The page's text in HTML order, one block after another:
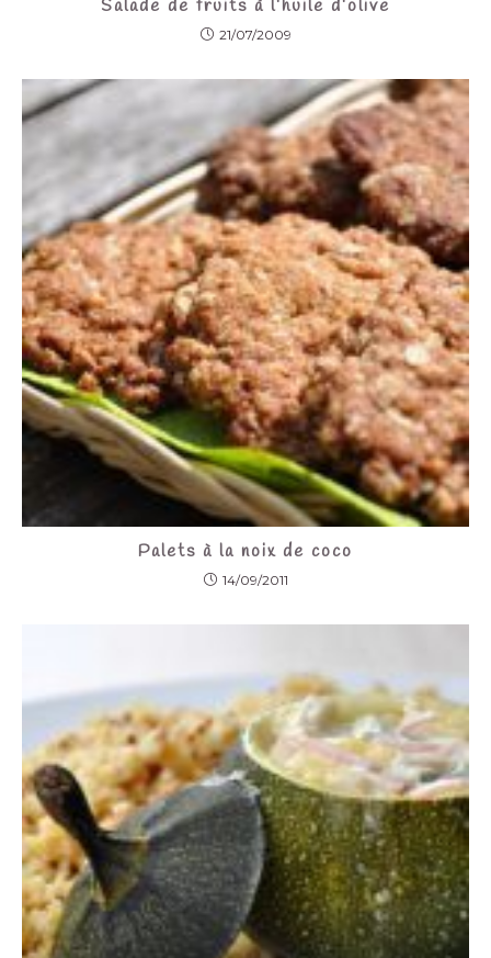
Salade de fruits à l’huile d’olive
21/07/2009
Palets à la noix de coco
14/09/2011